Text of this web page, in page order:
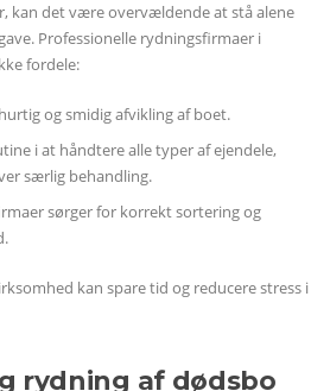
kan det være overvældende at stå alene
Professionelle rydningsfirmaer i
fordele:
og smidig afvikling af boet.
i at håndtere alle typer af ejendele,
særlig behandling.
sørger for korrekt sortering og
kan spare tid og reducere stress i
rydning af dødsbo